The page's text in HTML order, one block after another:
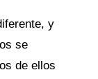
y
se
de ellos